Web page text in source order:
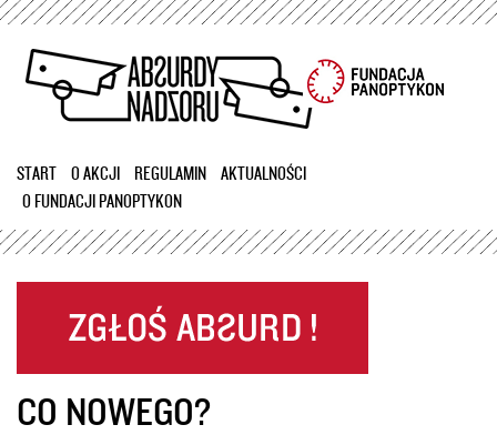
Przejdź
treści
START O AKCJI REGULAMIN
AKTUALNOŚCI
O FUNDACJI PANOPTYKON
CO NOWEGO?